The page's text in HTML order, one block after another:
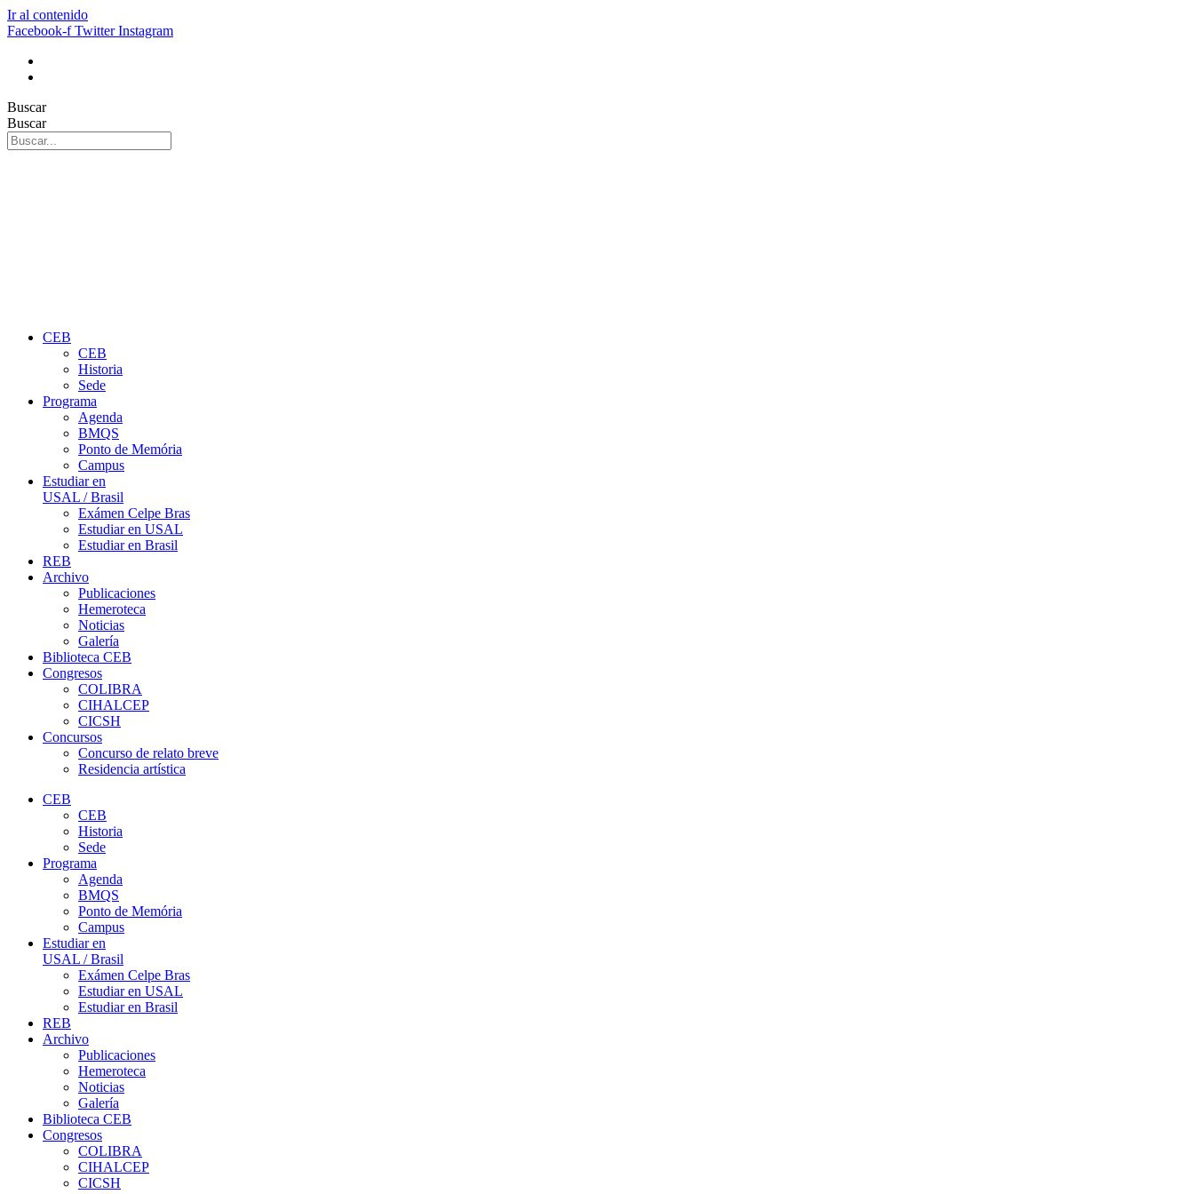
Ir al contenido
Facebook-f Twitter Instagram
Buscar
Buscar
CEB
CEB
Historia
Sede
Programa
Agenda
BMQS
Ponto de Memória
Campus
Estudiar en
USAL / Brasil
Exámen Celpe Bras
Estudiar en USAL
Estudiar en Brasil
REB
Archivo
Publicaciones
Hemeroteca
Noticias
Galería
Biblioteca CEB
Congresos
COLIBRA
CIHALCEP
CICSH
Concursos
Concurso de relato breve
Residencia artística
CEB
CEB
Historia
Sede
Programa
Agenda
BMQS
Ponto de Memória
Campus
Estudiar en
USAL / Brasil
Exámen Celpe Bras
Estudiar en USAL
Estudiar en Brasil
REB
Archivo
Publicaciones
Hemeroteca
Noticias
Galería
Biblioteca CEB
Congresos
COLIBRA
CIHALCEP
CICSH